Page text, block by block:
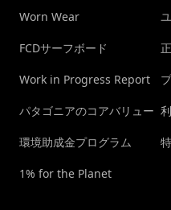
Worn Wear
FCDサーフボード
Work in Progress Report
パタゴニアのコアバリュー
環境助成金プログラム
1% for the Planet